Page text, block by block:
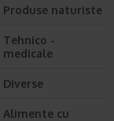
Produse naturiste
Tehnico -
medicale
Diverse
Alimente cu